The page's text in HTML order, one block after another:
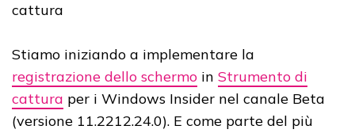
cattura
Stiamo iniziando a implementare la
registrazione dello schermo in Strumento di
cattura per i Windows Insider nel canale Beta
(versione 11.2212.24.0). E come parte del più